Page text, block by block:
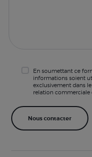
En soumettant ce
informations soient
exclusivement dans
relation commerciale